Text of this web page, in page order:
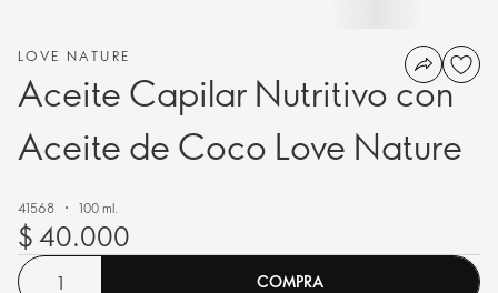
LOVE NATURE
Aceite Capilar Nutritivo con
Aceite de Coco Love Nature
41568 100 ml.
$ 40.000
COMPRA